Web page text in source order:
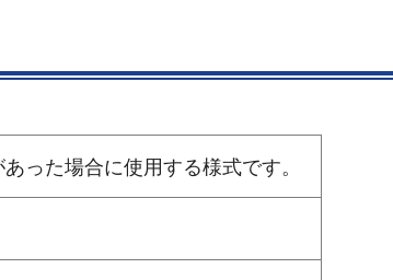
った場合に使用する様式です。